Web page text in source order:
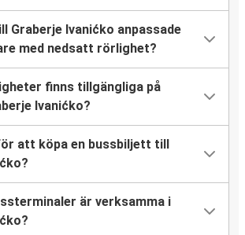
Graberje Ivanićko anpassade
med nedsatt rörlighet?
finns tillgängliga på
Ivanićko?
att köpa en bussbiljett till
är verksamma i